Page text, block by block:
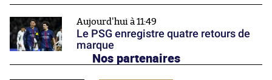
Aujourd'hui à 11:49
Le PSG enregistre quatre retours de
marque
Nos partenaires